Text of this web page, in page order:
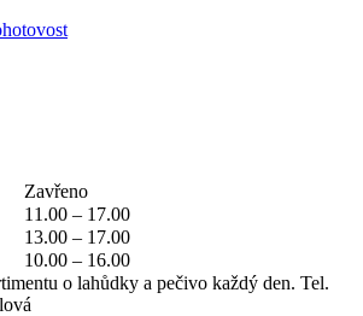
Zavřeno
11.00 – 17.00
13.00 – 17.00
10.00 – 16.00
o lahůdky a pečivo každý den. Tel.